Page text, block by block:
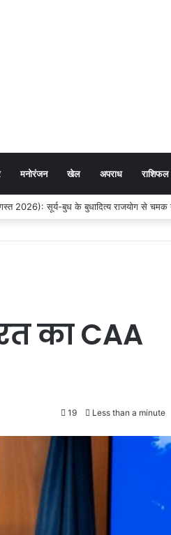
मनोरंजन खेल अपराध राशिफल
का CAA
19 Less than a minute